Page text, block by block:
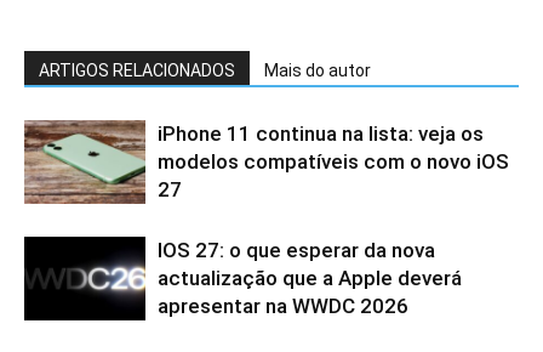
ARTIGOS RELACIONADOS Mais do autor
iPhone 11 continua na lista: veja os
modelos compatíveis com o novo iOS
27
IOS 27: o que esperar da nova
actualização que a Apple deverá
apresentar na WWDC 2026